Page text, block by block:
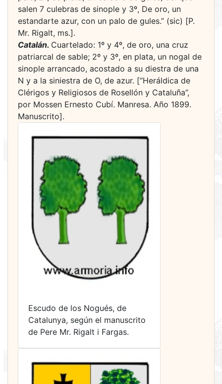
salen 7 culebras de sinople y 3º, De oro, un
estandarte azur, con un palo de gules.” (sic) [P.
Mr. Rigalt, ms.].
Catalán. Cuartelado: 1º y 4º, de oro, una cruz
patriarcal de sable; 2º y 3º, en plata, un nogal de
sinople arrancado, acostado a su diestra de una
N y a la siniestra de O, de azur. [“Heráldica de
Clérigos y Religiosos de Rosellón y Cataluña”,
por Mossen Ernesto Cubí. Manresa. Año 1899.
Manuscrito].
Escudo de los Nogués, de
Catalunya, según el manuscrito
de Pere Mr. Rigalt i Fargas.